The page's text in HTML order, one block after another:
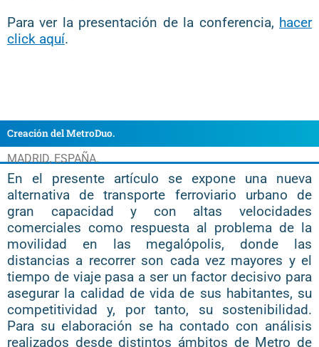
Para ver la presentación de la conferencia, hacer
click aquí.
Creación del MetroDuo.
MADRID, ESPAÑA.
En el presente artículo se expone una nueva
alternativa de transporte ferroviario urbano de
gran capacidad y con altas velocidades
comerciales como respuesta al problema de la
movilidad en
las megalópolis, donde las
distancias a recorrer son cada vez mayores y el
tiempo de viaje pasa a ser unfactor decisivo para
asegurar la calidad de vida de sus habitantes, su
competitividad y, por tanto, su sostenibilidad.
Para su elaboración se ha contado con análisis
realizados desde distintos ámbitos de Metro de